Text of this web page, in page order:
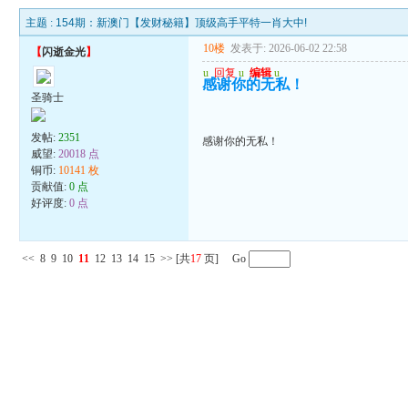
主题 : 154期：新澳门【发财秘籍】顶级高手平特一肖大中!
【闪逝金光】
圣骑士
发帖:2351
威望:20018 点
铜币: 10141 枚
贡献值:0 点
好评度:0 点
10楼 发表于: 2026-06-02 22:58
u 回复 u 编辑 u
感谢你的无私！
感谢你的无私！
<< 8 9 10 11 12 13 14 15 >> [共17 页] Go